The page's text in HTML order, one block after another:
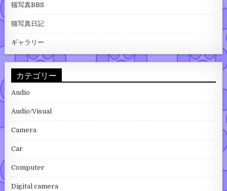
猫写真BBS
猫写真日記
ギャラリー
カテゴリー
Audio
Audio/Visual
Camera
Car
Computer
Digital camera